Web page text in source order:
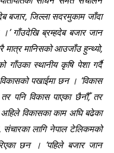
बजार, जिल्ला सदरमुकाम जाँदा
गाँउदेखि ब्रम्हदेब बजार जान
मात्र मानिसको आउजाँउ हुन्थ्यो,
स्थानीय कृषि पेशा गर्दै
पखाईमा छन । ‘विकास
तर पनि विकास पाएका छैनौँ, तर
विकासका काम अघि बढेका
लागि नेपाल टेलिकमको
छन । ‘पहिले बजार जान